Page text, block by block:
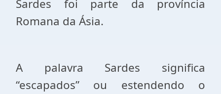
Sardes foi parte da província
Romana da Ásia.
A palavra Sardes significa
“escapados” ou estendendo o